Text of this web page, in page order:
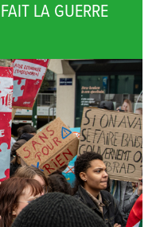
LA GUERRE